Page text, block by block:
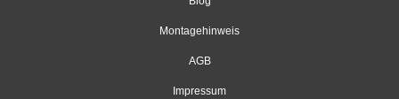
Montagehinweis
AGB
Impressum